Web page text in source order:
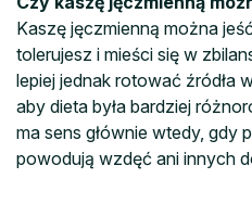
Kaszę jęczmienną można
tolerujesz i mieści się w
lepiej jednak rotować źródła
aby dieta była bardziej
ma sens głównie wtedy, gdy
powodują wzdęć ani innych